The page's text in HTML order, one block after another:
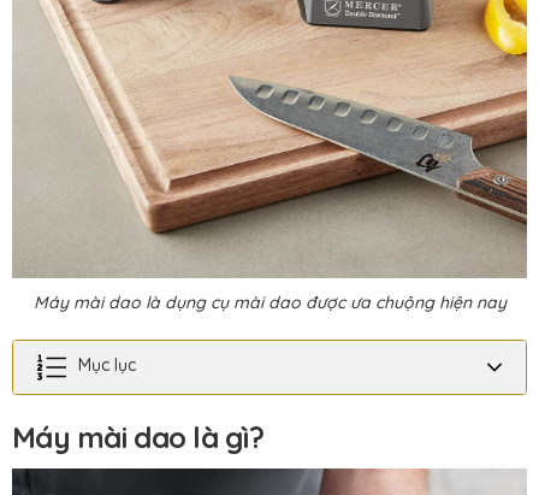
Máy mài dao là dụng cụ mài dao được ưa chuộng hiện nay
Mục lục
Máy mài dao là gì?